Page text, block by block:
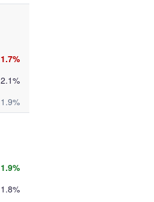
1.7%
2.1%
1.9%
1.9%
1.8%